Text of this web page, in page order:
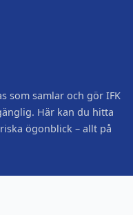
som samlar och gör IFK
Här kan du hitta
ögonblick – allt på